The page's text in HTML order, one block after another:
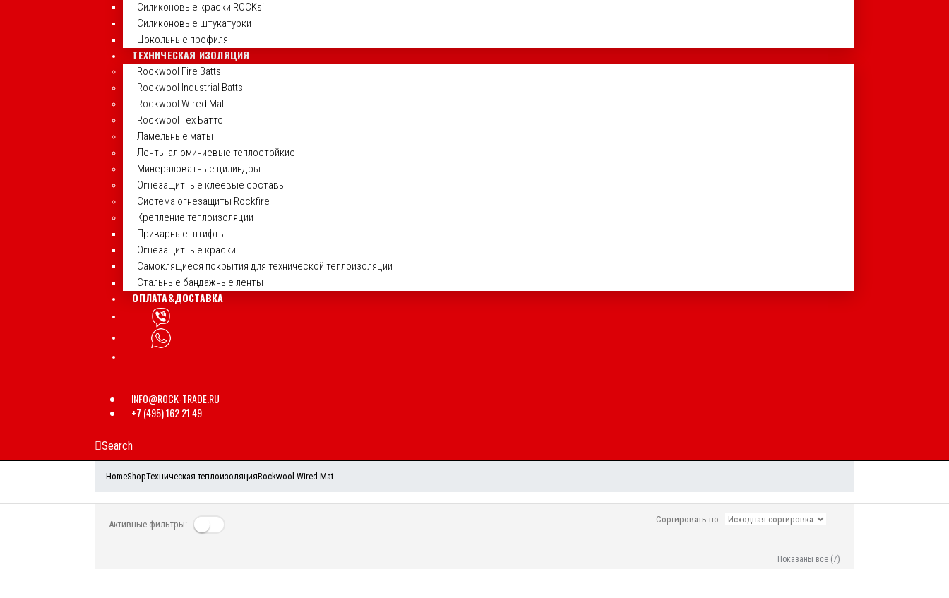
Силиконовые краски ROCKsil
Силиконовые штукатурки
Цокольные профиля
ТЕХНИЧЕСКАЯ ИЗОЛЯЦИЯ
Rockwool Fire Batts
Rockwool Industrial Batts
Rockwool Wired Mat
Rockwool Тех Баттс
Ламельные маты
Ленты алюминиевые теплостойкие
Минераловатные цилиндры
Огнезащитные клеевые составы
Система огнезащиты Rockfire
Крепление теплоизоляции
Приварные штифты
Огнезащитные краски
Самоклящиеся покрытия для технической теплоизоляции
Стальные бандажные ленты
ОПЛАТА&ДОСТАВКА
INFO@ROCK-TRADE.RU
+7 (495) 162 21 49
Search
HomeShopТехническая теплоизоляцияRockwool Wired Mat
Активные фильтры: Сортировать по::
Показаны все (7)